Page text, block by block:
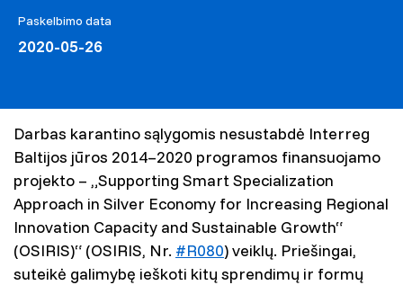
Paskelbimo data
2020-05-26
Darbas karantino sąlygomis nesustabdė Interreg
Baltijos jūros 2014–2020 programos finansuojamo
projekto – „Supporting Smart Specialization
Approach in Silver Economy for Increasing Regional
Innovation Capacity and Sustainable Growth“
(OSIRIS)“ (OSIRIS, Nr. #R080) veiklų. Priešingai,
suteikė galimybę ieškoti kitų sprendimų ir formų